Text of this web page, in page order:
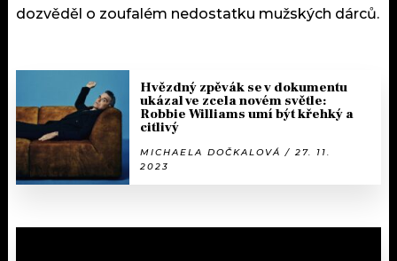
dozvěděl o zoufalém nedostatku mužských dárců.
Hvězdný zpěvák se v dokumentu
ukázal ve zcela novém světle:
Robbie Williams umí být křehký a
citlivý
MICHAELA DOČKALOVÁ / 27. 11.
2023